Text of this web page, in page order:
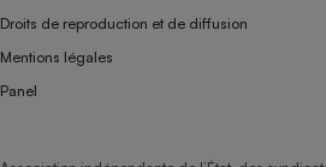
Droits de reproduction et de diffusion
Mentions légales
Panel